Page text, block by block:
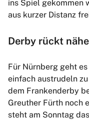
ins Spiel gekommen
aus kurzer Distanz
Derby rückt
Für Nürnberg geht
einfach austrudeln
dem Frankenderby
Greuther Fürth noch
steht am Sonntag